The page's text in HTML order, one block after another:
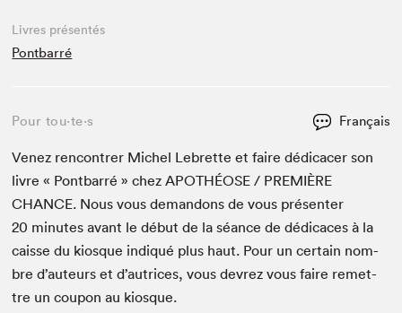
Livres présentés
Pontbarré
Pour tou⋅te⋅s Français
Venez ren­con­tr­er Michel Lebrette et faire dédi­cac­er son
livre « Pont­bar­ré » chezAPOTHÉOSE / PRE­MIÈRE
CHANCE. Nous vous deman­dons de vous présen­ter
20 min­utes avant le début de la séance de dédi­caces à la
caisse du kiosque indiqué plus haut. Pour un cer­tain nom­
bre d’auteurs et d’autrices, vous devrez vous faire remet­
tre un coupon au kiosque.